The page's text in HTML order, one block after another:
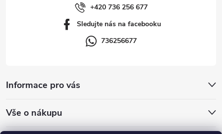
Informace pro vás
Vše o nákupu
+420 736 256 677
Sledujte nás na facebooku
736256677